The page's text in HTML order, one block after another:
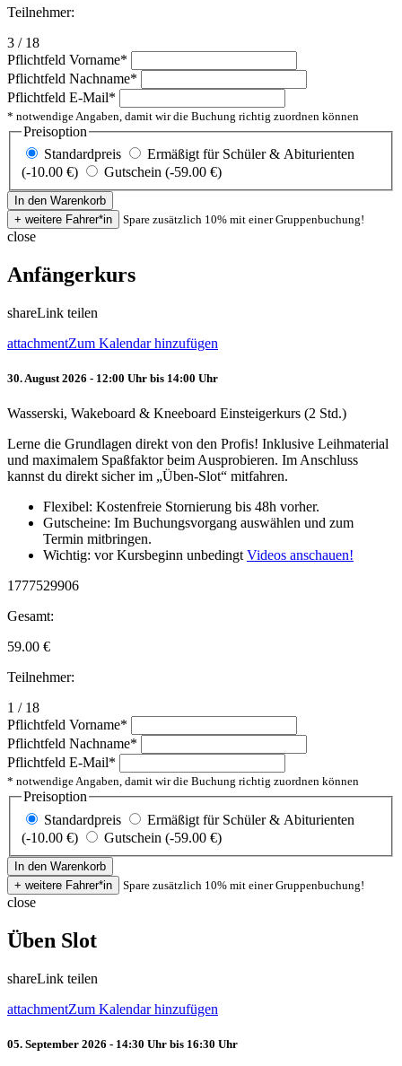
Teilnehmer:
3 / 18
Pflichtfeld Vorname*
Pflichtfeld Nachname*
Pflichtfeld E-Mail*
* notwendige Angaben, damit wir die Buchung richtig zuordnen können
Preisoption
Standardpreis
Ermäßigt für Schüler & Abiturienten
(-10.00 €)
Gutschein (-59.00 €)
Spare zusätzlich 10% mit einer Gruppenbuchung!
close
Anfängerkurs
shareLink teilen
attachmentZum Kalendar hinzufügen
30. August 2026 - 12:00 Uhr bis 14:00 Uhr
Wasserski, Wakeboard & Kneeboard Einsteigerkurs (2 Std.)
Lerne die Grundlagen direkt von den Profis! Inklusive Leihmaterial
und maximalem Spaßfaktor beim Ausprobieren. Im Anschluss
kannst du direkt sicher im „Üben-Slot“ mitfahren.
Flexibel: Kostenfreie Stornierung bis 48h vorher.
Gutscheine: Im Buchungsvorgang auswählen und zum
Termin mitbringen.
Wichtig: vor Kursbeginn unbedingtVideos anschauen!
1777529906
Gesamt:
59.00 €
Teilnehmer:
1 / 18
Pflichtfeld Vorname*
Pflichtfeld Nachname*
Pflichtfeld E-Mail*
* notwendige Angaben, damit wir die Buchung richtig zuordnen können
Preisoption
Standardpreis
Ermäßigt für Schüler & Abiturienten
(-10.00 €)
Gutschein (-59.00 €)
Spare zusätzlich 10% mit einer Gruppenbuchung!
close
Üben Slot
shareLink teilen
attachmentZum Kalendar hinzufügen
05. September 2026 - 14:30 Uhr bis 16:30 Uhr